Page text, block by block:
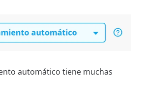
automático tiene muchas